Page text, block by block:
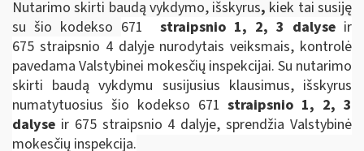
Nutarimo skirti baudą vykdymo, išskyrus, kiek tai susiję
su šio kodekso 671 straipsnio 1, 2, 3 dalyse ir
675 straipsnio 4 dalyje nurodytais veiksmais, kontrolė
pavedama Valstybinei mokesčių inspekcijai. Su nutarimo
skirti baudą vykdymu susijusius klausimus, išskyrus
numatytuosius šio kodekso 671 straipsnio 1, 2, 3
dalyse ir 675 straipsnio 4 dalyje, sprendžia Valstybinė
mokesčių inspekcija.